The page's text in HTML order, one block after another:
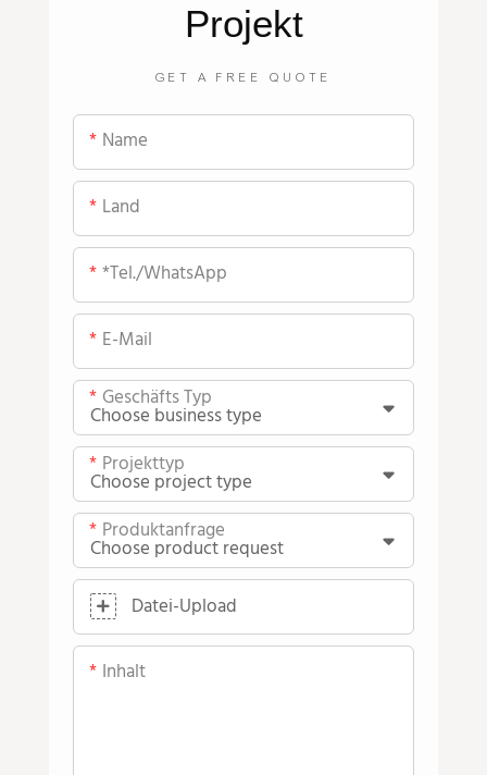
Projekt
GET A FREE QUOTE
Name
Land
*Tel./WhatsApp
E-Mail
Geschäfts Typ
Projekttyp
Produktanfrage
Datei-Upload
Inhalt